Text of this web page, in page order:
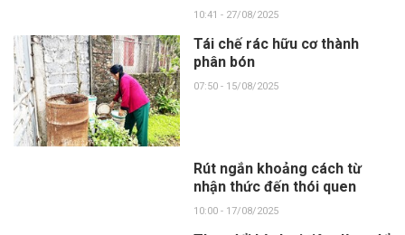
10:41 - 27/08/2025
Tái chế rác hữu cơ thành
phân bón
07:50 - 15/08/2025
Rút ngắn khoảng cách từ
nhận thức đến thói quen
10:00 - 17/08/2025